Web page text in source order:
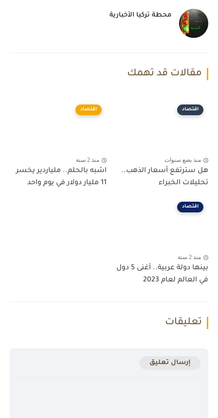
محطة تركيا الأخبارية
مقالات قد تهمك
اقتصاد
منذ بضع سنوات
هل سترتفع أسعار الذهب..
تحليلات الخبراء
اقتصاد
منذ 2 سنة
اشبه بالحلم.. ملياردير يخسر
11 مليار دولار في يوم واحد
اقتصاد
منذ 2 سنة
بينها دولة عربية.. أغنى 5 دول
في العالم لعام 2023
تعليقات
إرسال تعليق